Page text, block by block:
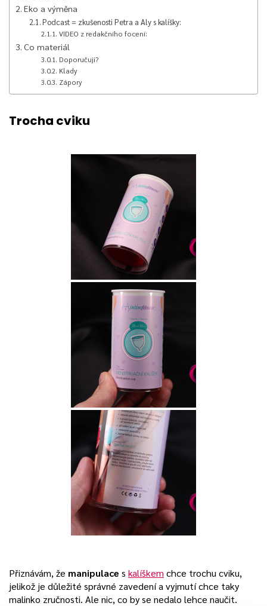
Eko a výměna
Podcast = zkušenosti Petra a Aly s kalíšky:
VIDEO z redakčního focení:
Co materiál
Doporučuji?
Klady
Zápory
Trocha cviku
Přiznávám, že manipulace s kalíškem chce trochu cviku,
jelikož je důležité správné zavedení a vyjmutí chce taky
malinko zručnosti. Ale nic, co by se nedalo lehce naučit.